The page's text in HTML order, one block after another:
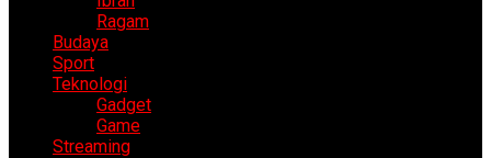
Ragam
Budaya
Sport
Teknologi
Gadget
Game
Streaming